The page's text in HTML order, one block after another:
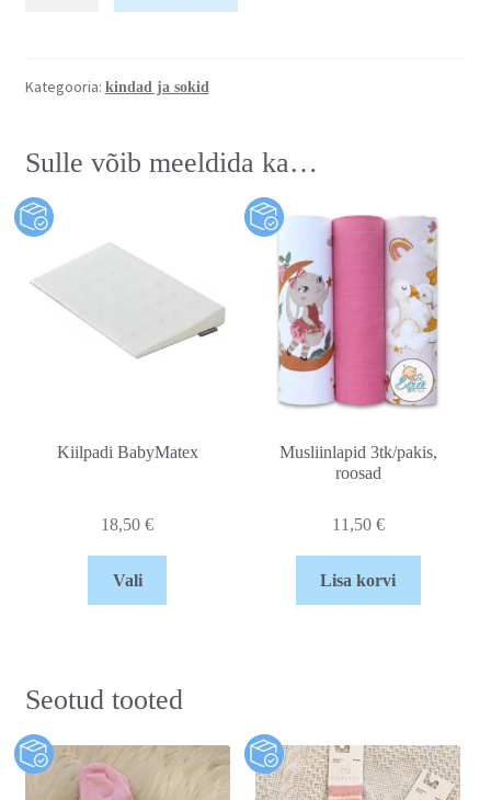
Kategooria: kindad ja sokid
Sulle võib meeldida ka…
Kiilpadi BabyMatex
18,50€
Vali
Musliinlapid 3tk/pakis,
roosad
11,50 €
Lisa korvi
Seotud tooted